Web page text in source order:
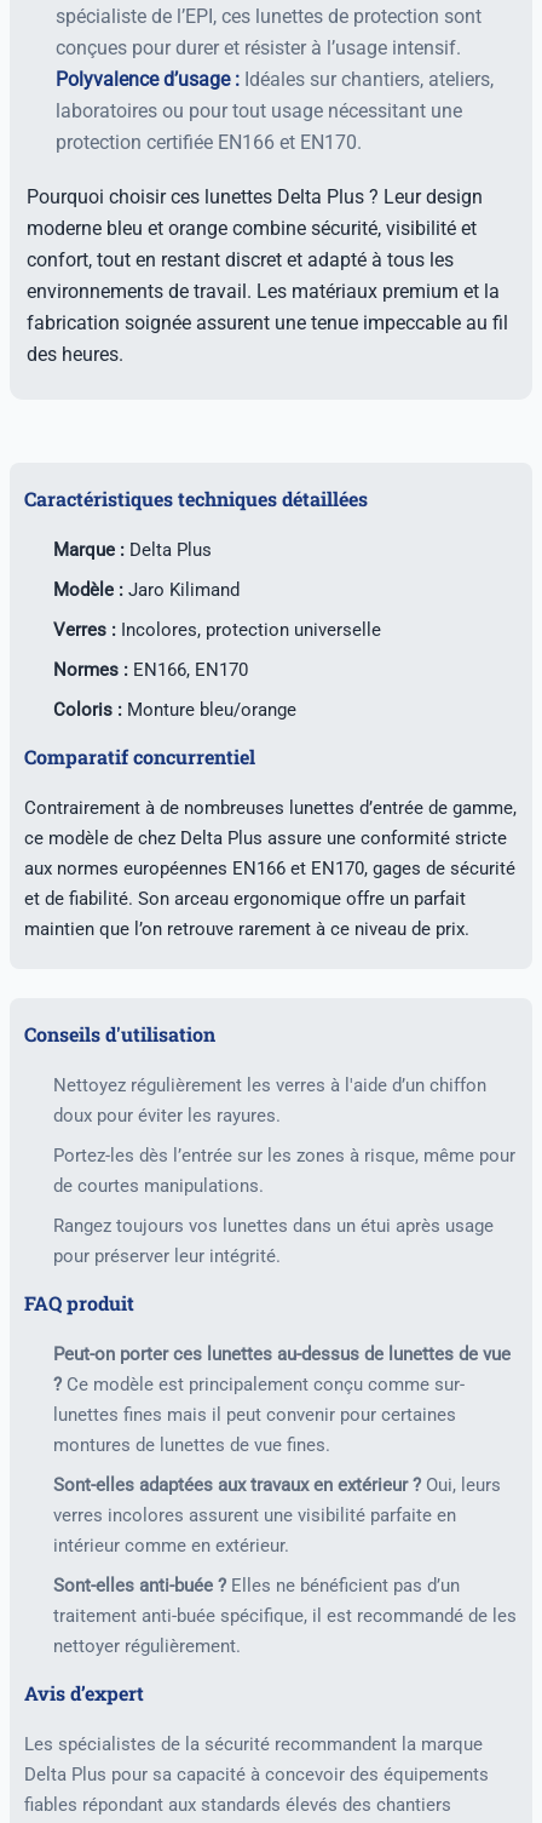
spécialiste de l’EPI, ces lunettes de protection sont
conçues pour durer et résister à l’usage intensif.
Polyvalence d’usage : Idéales sur chantiers, ateliers,
laboratoires ou pour tout usage nécessitant une
protection certifiée EN166 et EN170.
Pourquoi choisir ces lunettes Delta Plus ? Leur design
moderne bleu et orange combine sécurité, visibilité et
confort, tout en restant discret et adapté à tous les
environnements de travail. Les matériaux premium et la
fabrication soignée assurent une tenue impeccable au fil
des heures.
Caractéristiques techniques détaillées
Marque : Delta Plus
Modèle : Jaro Kilimand
Verres : Incolores, protection universelle
Normes : EN166, EN170
Coloris : Monture bleu/orange
Comparatif concurrentiel
Contrairement à de nombreuses lunettes d’entrée de gamme,
ce modèle de chez Delta Plus assure une conformité stricte
aux normes européennes EN166 et EN170, gages de sécurité
et de fiabilité. Son arceau ergonomique offre un parfait
maintien que l’on retrouve rarement à ce niveau de prix.
Conseils d'utilisation
Nettoyez régulièrement les verres à l'aide d’un chiffon
doux pour éviter les rayures.
Portez-les dès l’entrée sur les zones à risque, même pour
de courtes manipulations.
Rangez toujours vos lunettes dans un étui après usage
pour préserver leur intégrité.
FAQ produit
Peut-on porter ces lunettes au-dessus de lunettes de vue
? Ce modèle est principalement conçu comme sur-
lunettes fines mais il peut convenir pour certaines
montures de lunettes de vue fines.
Sont-elles adaptées aux travaux en extérieur ? Oui, leurs
verres incolores assurent une visibilité parfaite en
intérieur comme en extérieur.
Sont-elles anti-buée ? Elles ne bénéficient pas d’un
traitement anti-buée spécifique, il est recommandé de les
nettoyer régulièrement.
Avis d’expert
Les spécialistes de la sécurité recommandent la marque
Delta Plus pour sa capacité à concevoir des équipements
fiables répondant aux standards élevés des chantiers